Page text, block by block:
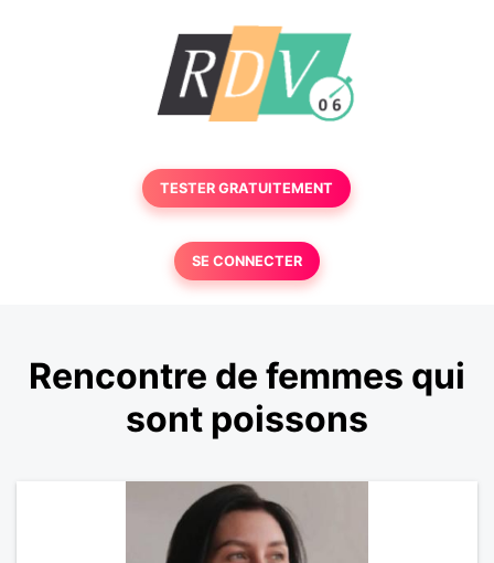
TESTER GRATUITEMENT
SE CONNECTER
Rencontre de femmes qui
sont poissons